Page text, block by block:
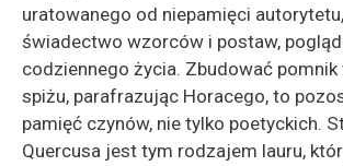
uratowanego od niepamięci
świadectwo wzorców i postaw,
codziennego życia. Zbudować
spiżu, parafrazując Horacego, to
pamięć czynów, nie tylko poetyckich.
Quercusa jest tym rodzajem lauru,